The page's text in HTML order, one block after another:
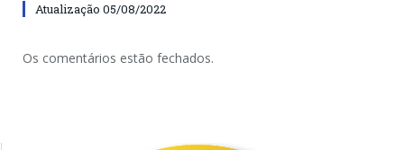
Atualização 05/08/2022
Os comentários estão fechados.